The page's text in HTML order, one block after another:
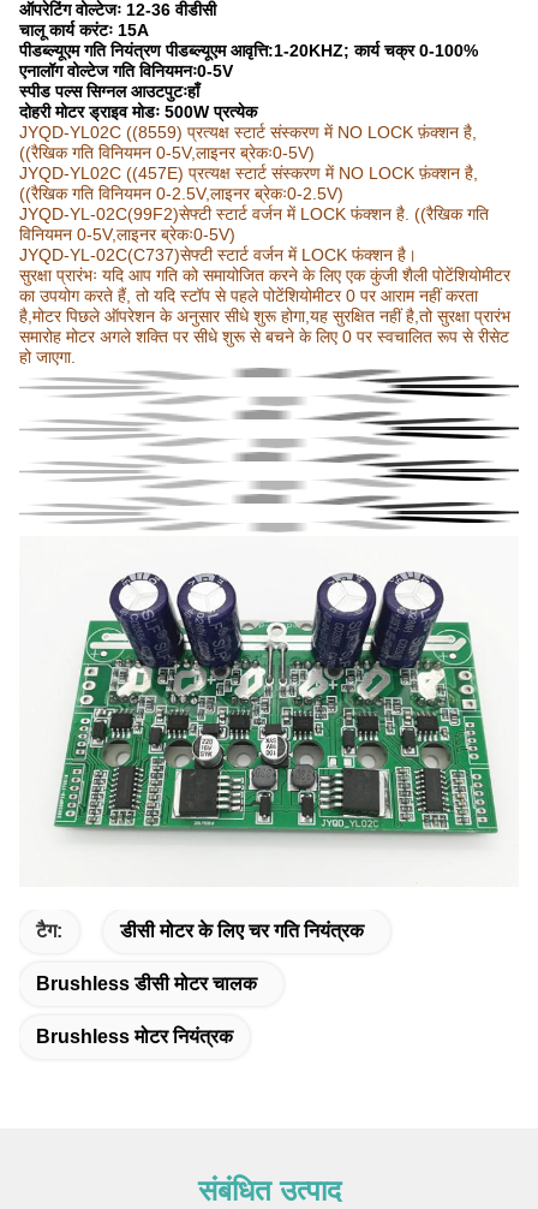
ऑपरेटिंग वोल्टेजः 12-36 वीडीसी
चालू कार्य करंटः 15A
पीडब्ल्यूएम गति नियंत्रण पीडब्ल्यूएम आवृत्ति:1-20KHZ; कार्य चक्र 0-100%
एनालॉग वोल्टेज गति विनियमनः0-5V
स्पीड पल्स सिग्नल आउटपुटःहाँ
दोहरी मोटर ड्राइव मोडः 500W प्रत्येक
JYQD-YL02C ((8559) प्रत्यक्ष स्टार्ट संस्करण में NO LOCK फ़ंक्शन है,
((रैखिक गति विनियमन 0-5V,लाइनर ब्रेकः0-5V)
JYQD-YL02C ((457E) प्रत्यक्ष स्टार्ट संस्करण में NO LOCK फ़ंक्शन है,
((रैखिक गति विनियमन 0-2.5V,लाइनर ब्रेकः0-2.5V)
JYQD-YL-02C(99F2)सेफ्टी स्टार्ट वर्जन में LOCK फंक्शन है. ((रैखिक गति
विनियमन 0-5V,लाइनर ब्रेकः0-5V)
JYQD-YL-02C(C737)सेफ्टी स्टार्ट वर्जन में LOCK फंक्शन है।
सुरक्षा प्रारंभः यदि आप गति को समायोजित करने के लिए एक कुंजी शैली पोटेंशियोमीटर
का उपयोग करते हैं, तो यदि स्टॉप से पहले पोटेंशियोमीटर 0 पर आराम नहीं करता
है,मोटर पिछले ऑपरेशन के अनुसार सीधे शुरू होगा,यह सुरक्षित नहीं है,तो सुरक्षा प्रारंभ
समारोह मोटर अगले शक्ति पर सीधे शुरू से बचने के लिए 0 पर स्वचालित रूप से रीसेट
हो जाएगा.
टैग: डीसी मोटर के लिए चर गति नियंत्रक
Brushless डीसी मोटर चालक
Brushless मोटर नियंत्रक
संबंधित उत्पाद